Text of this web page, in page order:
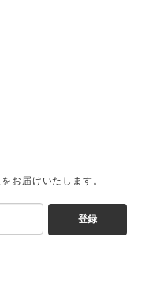
お届けいたします。
登録